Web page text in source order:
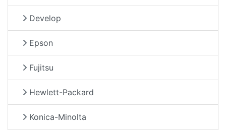
Develop
Epson
Fujitsu
Hewlett-Packard
Konica-Minolta